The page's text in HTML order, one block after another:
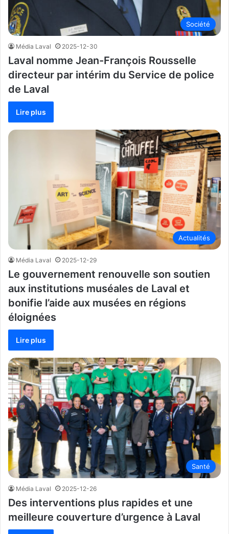
Société
Média Laval 2025-12-30
Laval nomme Jean-François Rousselle
directeur par intérim du Service de police
de Laval
Lire plus
Actualités
Média Laval 2025-12-29
Le gouvernement renouvelle son soutien
aux institutions muséales de Laval et
bonifie l’aide aux musées en régions
éloignées
Lire plus
Santé
Média Laval 2025-12-26
Des interventions plus rapides et une
meilleure couverture d’urgence à Laval